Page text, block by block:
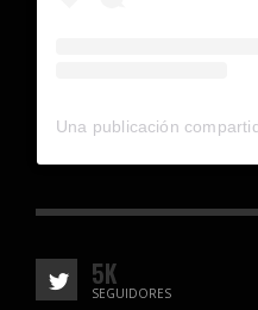
5K
SEGUIDORES